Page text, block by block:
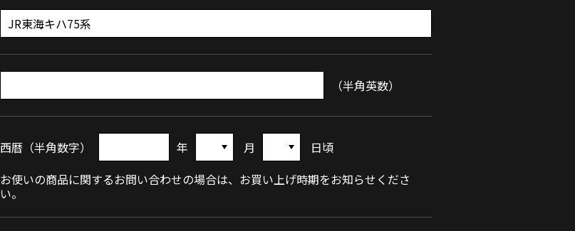
（半角英数）
西暦（半角数字） 年 月
日頃
お使いの商品に関するお問い合わせの場合は、お買い上げ時期をお知らせくださ
い。